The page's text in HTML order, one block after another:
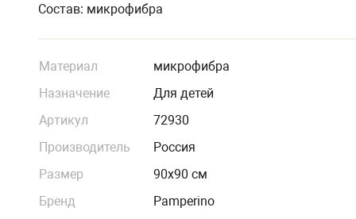
Состав: микрофибра
Материал
микрофибра
Назначение
Для детей
Артикул
72930
Производитель
Россия
Размер
90х90 см
Бренд
Pamperino